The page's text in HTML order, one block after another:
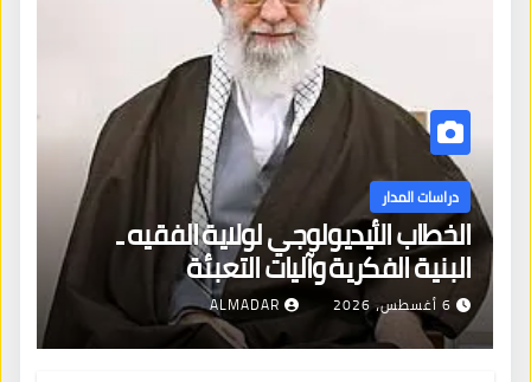
دراسات المدار
الخطاب الأيديولوجي لولاية الفقيه ـ
البنية الفكرية وآليات التعبئة
6 أغسطس، 2026 ALMADAR